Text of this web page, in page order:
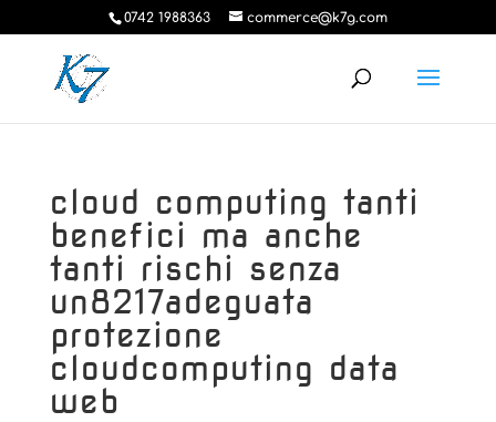
0742 1988363 commerce@k7g.com
cloud computing tanti
benefici ma anche
tanti rischi senza
un8217adeguata
protezione
cloudcomputing data
web